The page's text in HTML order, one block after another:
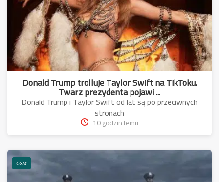
Donald Trump trolluje Taylor Swift na TikToku.
Twarz prezydenta pojawi ...
Donald Trump i Taylor Swift od lat są po przeciwnych
stronach
10 godzin temu
CGM